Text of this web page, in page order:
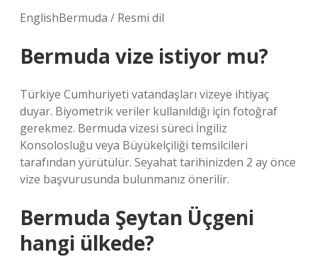
EnglishBermuda / Resmi dil
Bermuda vize istiyor mu?
Türkiye Cumhuriyeti vatandaşları vizeye ihtiyaç
duyar. Biyometrik veriler kullanıldığı için fotoğraf
gerekmez. Bermuda vizesi süreci İngiliz
Konsolosluğu veya Büyükelçiliği temsilcileri
tarafından yürütülür. Seyahat tarihinizden 2 ay önce
vize başvurusunda bulunmanız önerilir.
Bermuda Şeytan Üçgeni
hangi ülkede?